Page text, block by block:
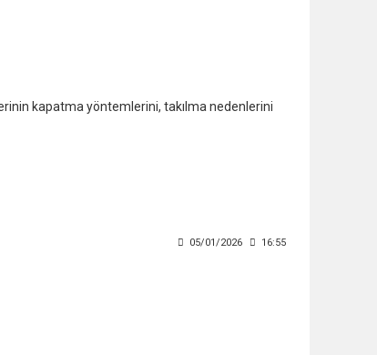
kapatma yöntemlerini, takılma nedenlerini
05/01/2026 16:55